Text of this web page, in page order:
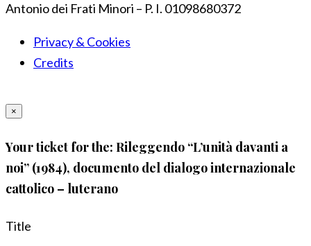
Antonio dei Frati Minori – P. I. 01098680372
Privacy & Cookies
Credits
×
Your ticket for the: Rileggendo “L’unità davanti a
noi” (1984), documento del dialogo internazionale
cattolico – luterano
Title